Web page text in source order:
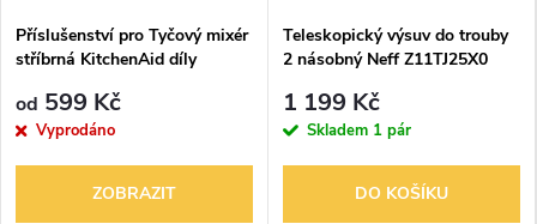
Příslušenství pro Tyčový mixér
stříbrná KitchenAid díly
od 599 Kč
Vyprodáno
ZOBRAZIT
Teleskopický výsuv do trouby
2 násobný Neff Z11TJ25X0
1 199 Kč
Skladem 1 pár
DO KOŠÍKU